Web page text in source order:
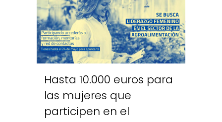
Hasta 10.000 euros para
las mujeres que
participen en el